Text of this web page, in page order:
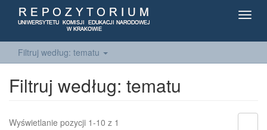
Filtruj według: tematu
Filtruj według: tematu
Wyświetlanie pozycji 1-10 z 1